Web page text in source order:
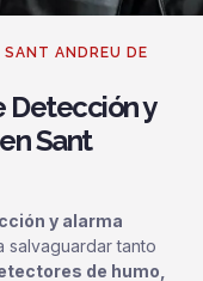
ANDREU DE
Detección y
Sant
y alarma
salvaguardar tanto
de humo,